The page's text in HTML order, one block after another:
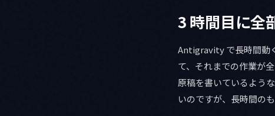
3 時間目に全
Antigravity で長時間動
て、それまでの作業が
原稿を書いているよう
いのですが、長時間の